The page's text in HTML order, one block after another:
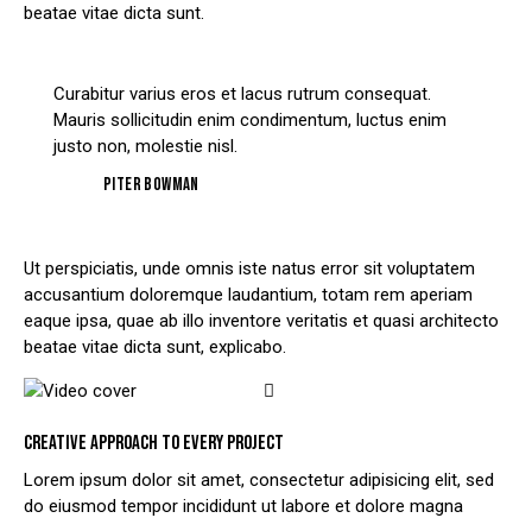
beatae vitae dicta sunt.
Curabitur varius eros et lacus rutrum consequat.
Mauris sollicitudin enim condimentum, luctus enim
justo non, molestie nisl.
Piter Bowman
Ut perspiciatis, unde omnis iste natus error sit voluptatem
accusantium doloremque laudantium, totam rem aperiam
eaque ipsa, quae ab illo inventore veritatis et quasi architecto
beatae vitae dicta sunt, explicabo.
CREATIVE APPROACH TO EVERY PROJECT
Lorem ipsum dolor sit amet, consectetur adipisicing elit, sed
do eiusmod tempor incididunt ut labore et dolore magna